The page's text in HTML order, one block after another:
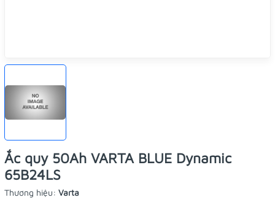
Ắc quy 50Ah VARTA BLUE Dynamic
65B24LS
Thương hiệu: Varta